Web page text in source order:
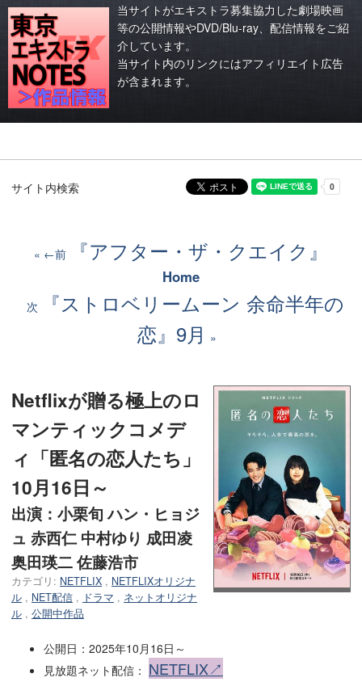
当サイトがエキストラ募集協力した劇場映画
等の公開情報やDVD/Blu-ray、配信情報をご紹
介しています。
当サイト内のリンクにはアフィリエイト広告
が含まれます。
サイト内検索
←前 『アフター・ザ・クエイク』
Home
次
『ストロベリームーン 余命半年の
恋』9月
Netflixが贈る極上のロ
マンティックコメデ
ィ「匿名の恋人たち」
10月16日～
出演：小栗旬 ハン・ヒョジ
ュ 赤西仁 中村ゆり 成田凌
奥田瑛二 佐藤浩市
カテゴリ: NETFLIX , NETFLIXオリジナ
ル , NET配信 , ドラマ , ネットオリジナ
ル , 公開中作品
公開日：2025年10月16日～
見放題ネット配信： NETFLIX↗